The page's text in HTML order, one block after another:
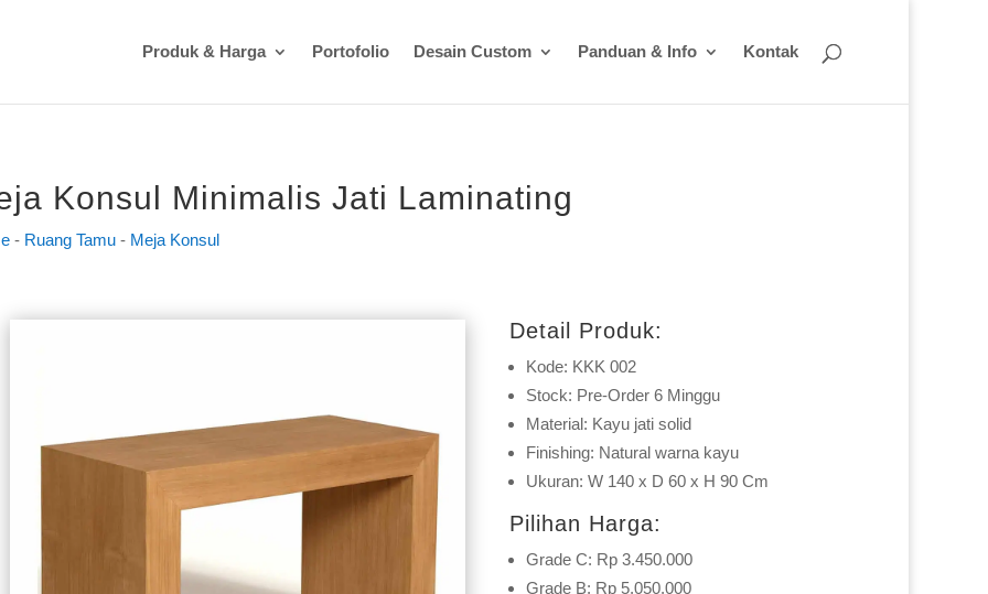
Produk & Harga Portofolio Desain Custom Panduan & Info Kontak
Konsul Minimalis Jati Laminating
- Ruang Tamu- Meja Konsul
Detail Produk:
Kode: KKK 002
Stock: Pre-Order 6 Minggu
Material: Kayu jati solid
Finishing: Natural warna kayu
Ukuran: W 140 x D 60 x H 90 Cm
Pilihan Harga:
Grade C: Rp 3.450.000
Grade B: Rp 5.050.000